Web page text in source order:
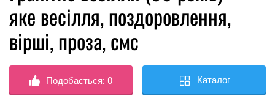
яке весілля, поздоровлення,
вірші, проза, смс
Подобається:0 Каталог